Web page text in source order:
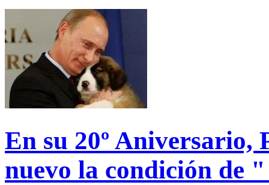
En su 20º Aniversario,
nuevo la condición de